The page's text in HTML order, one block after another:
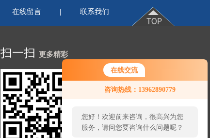
在线交流
咨询热线：13962890779
您好！欢迎前来咨询，很高兴为您
服务，请问您要咨询什么问题呢？
在线留言 | 联系我们
扫一扫 更多精彩